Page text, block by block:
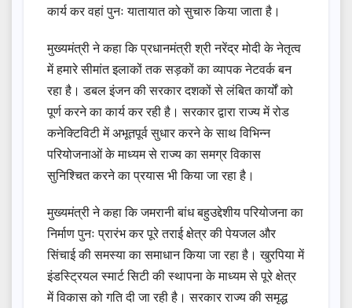
कार्य कर वहां पुनः यातायात को सुचारु किया जाता है।
मुख्यमंत्री ने कहा कि प्रधानमंत्री श्री नरेंद्र मोदी के नेतृत्व
में हमारे सीमांत इलाकों तक सड़कों का व्यापक नेटवर्क बन
रहा है। डबल इंजन की सरकार दशकों से लंबित कार्यों को
पूर्ण करने का कार्य कर रही है। सरकार द्वारा राज्य में रोड
कनेक्टिविटी में अभूतपूर्व सुधार करने के साथ विभिन्न
परियोजनाओं के माध्यम से राज्य का समग्र विकास
सुनिश्चित करने का प्रयास भी किया जा रहा है।
मुख्यमंत्री ने कहा कि जमरानी बांध बहुउद्देशीय परियोजना का
निर्माण पुनः प्रारंभ कर पूरे तराई क्षेत्र की पेयजल और
सिंचाई की समस्या का समाधान किया जा रहा है। खुरपिया में
इंडस्ट्रियल स्मार्ट सिटी की स्थापना के माध्यम से पूरे क्षेत्र
में विकास को गति दी जा रही है। सरकार राज्य की समृद्ध